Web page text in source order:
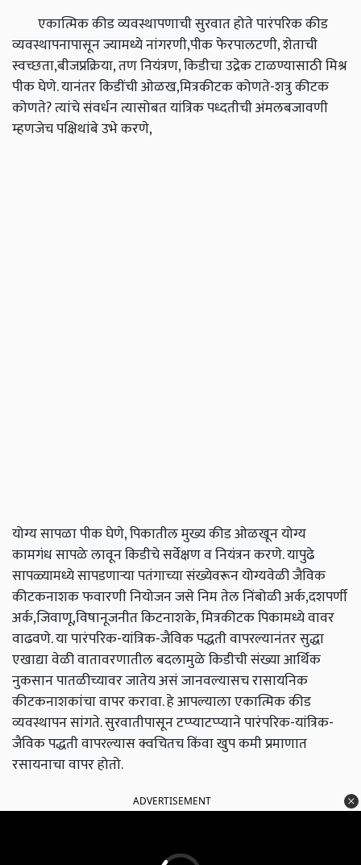
एकात्मिक कीड व्यवस्थापणाची सुरवात होते पारंपरिक कीड
व्यवस्थापनापासून ज्यामध्ये नांगरणी,पीक फेरपालटणी, शेताची
स्वच्छता,बीजप्रक्रिया, तण नियंत्रण, किडीचा उद्रेक टाळण्यासाठी मिश्र
पीक घेणे. यानंतर किडींची ओळख,मित्रकीटक कोणते-शत्रु कीटक
कोणते? त्यांचे संवर्धन त्यासोबत यांत्रिक पध्दतीची अंमलबजावणी
म्हणजेच पक्षिथांबे उभे करणे,
योग्य सापळा पीक घेणे, पिकातील मुख्य कीड ओळखून योग्य
कामगंध सापळे लावून किडीचे सर्वेक्षण व नियंत्रन करणे. यापुढे
सापळ्यामध्ये सापडणाऱ्या पतंगाच्या संख्येवरून योग्यवेळी जैविक
कीटकनाशक फवारणी नियोजन जसे निम तेल निंबोळी अर्क,दशपर्णी
अर्क,जिवाणू,विषानूजनीत किटनाशके, मित्रकीटक पिकामध्ये वावर
वाढवणे. या पारंपरिक-यांत्रिक-जैविक पद्धती वापरल्यानंतर सुद्धा
एखाद्या वेळी वातावरणातील बदलामुळे किडीची संख्या आर्थिक
नुकसान पातळीच्यावर जातेय असं जानवल्यासच रासायनिक
कीटकनाशकांचा वापर करावा. हे आपल्याला एकात्मिक कीड
व्यवस्थापन सांगते. सुरवातीपासून टप्प्याटप्प्याने पारंपरिक-यांत्रिक-
जैविक पद्धती वापरल्यास क्वचितच किंवा खुप कमी प्रमाणात
रसायनाचा वापर होतो.
ADVERTISEMENT